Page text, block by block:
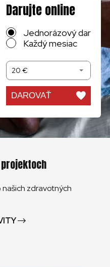
Darujte online
Jednorázový dar
Každý mesiac
20 €
DAROVAŤ
zdravotných